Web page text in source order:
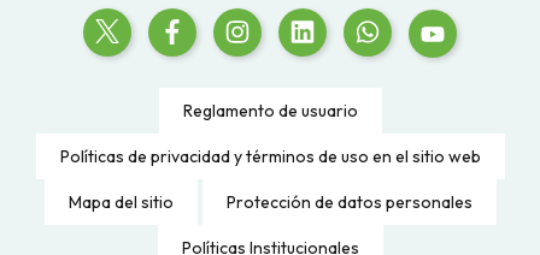
Reglamento de usuario
Políticas de privacidad y términos de uso en el sitio web
Mapa del sitio Protección de datos personales
Políticas Institucionales